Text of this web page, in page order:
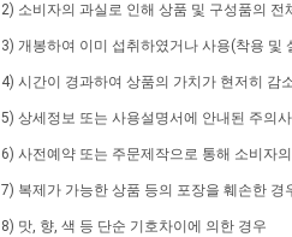
2) 소비자의 과실로 인해 상품 및 구성품의
3) 개봉하여 이미 섭취하였거나 사용(착용 및
4) 시간이 경과하여 상품의 가치가 현저히 감
5) 상세정보 또는 사용설명서에 안내된 주의
6) 사전예약 또는 주문제작으로 통해 소비자
7) 복제가 가능한 상품 등의 포장을 훼손한 경
8) 맛, 향, 색 등 단순 기호차이에 의한 경우